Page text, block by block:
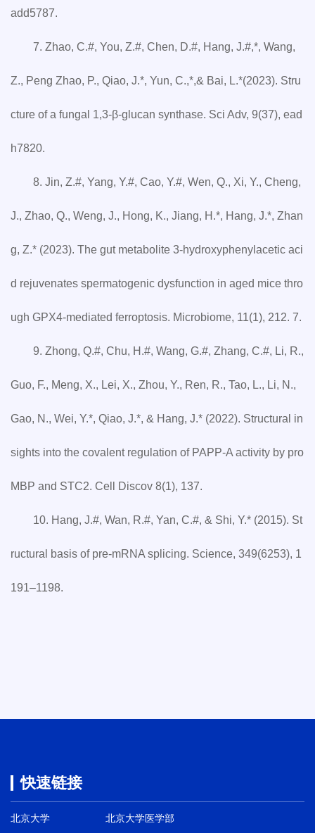
add5787.
7. Zhao, C.#, You, Z.#, Chen, D.#, Hang, J.#,*, Wang,
Z., Peng Zhao, P., Qiao, J.*, Yun, C.,*,& Bai, L.*(2023). Stru
cture of a fungal 1,3-β-glucan synthase. Sci Adv, 9(37), ead
h7820.
8. Jin, Z.#, Yang, Y.#, Cao, Y.#, Wen, Q., Xi, Y., Cheng,
J., Zhao, Q., Weng, J., Hong, K., Jiang, H.*, Hang, J.*, Zhan
g, Z.* (2023). The gut metabolite 3-hydroxyphenylacetic aci
d rejuvenates spermatogenic dysfunction in aged mice thro
ugh GPX4-mediated ferroptosis. Microbiome, 11(1), 212. 7.
9. Zhong, Q.#, Chu, H.#, Wang, G.#, Zhang, C.#, Li, R.,
Guo, F., Meng, X., Lei, X., Zhou, Y., Ren, R., Tao, L., Li, N.,
Gao, N., Wei, Y.*, Qiao, J.*, & Hang, J.* (2022). Structural in
sights into the covalent regulation of PAPP-A activity by pro
MBP and STC2. Cell Discov 8(1), 137.
10. Hang, J.#, Wan, R.#, Yan, C.#, & Shi, Y.* (2015). St
ructural basis of pre-mRNA splicing. Science, 349(6253), 1
191–1198.
快速链接
北京大学 北京大学医学部